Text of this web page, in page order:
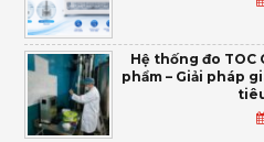
Hệ thống đo
phẩm – Giải pháp